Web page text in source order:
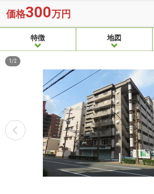
価格300万円
特徴 地図
1 /2